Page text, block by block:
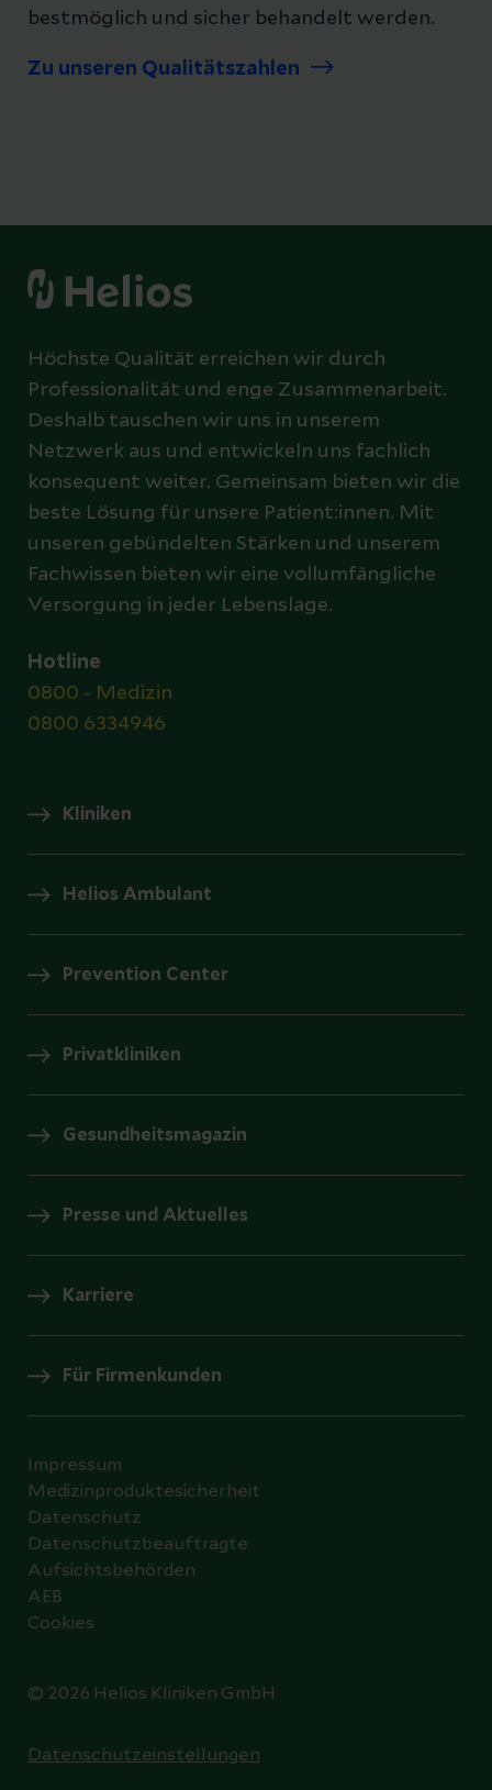
bestmöglich und sicher behandelt werden.
Zu unseren Qualitätszahlen
Höchste Qualität erreichen wir durch
Professionalität und enge Zusammenarbeit.
Deshalb tauschen wir uns in unserem
Netzwerk aus und entwickeln uns fachlich
konsequent weiter. Gemeinsam bieten wir die
beste Lösung für unsere Patient:innen. Mit
unseren gebündelten Stärken und unserem
Fachwissen bieten wir eine vollumfängliche
Versorgung in jeder Lebenslage.
Hotline
0800 - Medizin
0800 6334946
Kliniken
Helios Ambulant
Prevention Center
Privatkliniken
Gesundheitsmagazin
Presse und Aktuelles
Karriere
Für Firmenkunden
© 2026 Helios Kliniken GmbH
Impressum
Medizinproduktesicherheit
Datenschutz
Datenschutzbeauftragte
Aufsichtsbehörden
AEB
Cookies
Datenschutzeinstellungen